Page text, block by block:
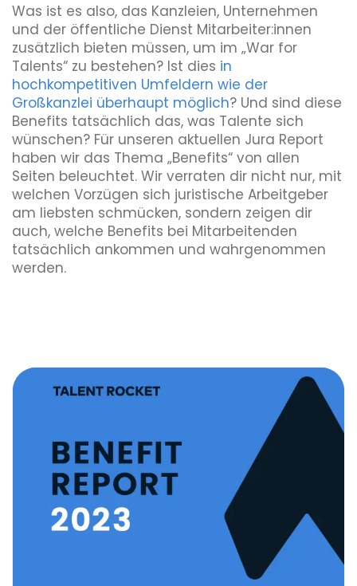
Was ist es also, das Kanzleien, Unternehmen
und der öffentliche Dienst Mitarbeiter:innen
zusätzlich bieten müssen, um im „War for
Talents“ zu bestehen? Ist dies in
hochkompetitiven Umfeldern wie der
Großkanzlei überhaupt möglich? Und sind diese
Benefits tatsächlich das, was Talente sich
wünschen? Für unseren aktuellen Jura Report
haben wir das Thema „Benefits“ von allen
Seiten beleuchtet. Wir verraten dir nicht nur, mit
welchen Vorzügen sich juristische Arbeitgeber
am liebsten schmücken, sondern zeigen dir
auch, welche Benefits bei Mitarbeitenden
tatsächlich ankommen und wahrgenommen
werden.